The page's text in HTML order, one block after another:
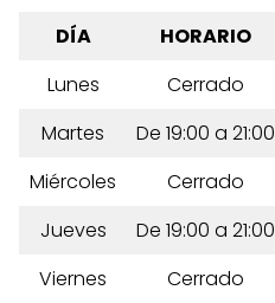
DÍA
HORARIO
Lunes
Cerrado
Martes
De 19:00 a 21:00
Miércoles
Cerrado
Jueves
De 19:00 a 21:00
Viernes
Cerrado